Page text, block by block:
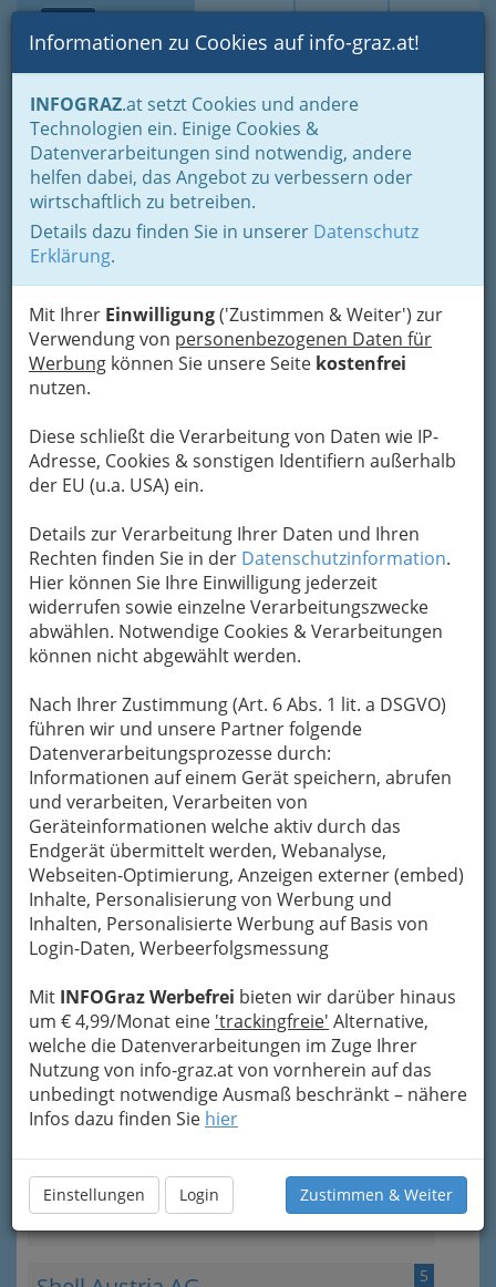
Suche Login Toggle
Informationen zu Cookies auf info-graz.at!
INFOGRAZ.at setzt Cookies und andere
Technologien ein. Einige Cookies &
Datenverarbeitungen sind notwendig, andere
helfen dabei, das Angebot zu verbessern oder
wirtschaftlich zu betreiben.
Details dazu finden Sie in unserer Datenschutz
Erklärung.
Mit Ihrer Einwilligung('Zustimmen & Weiter') zur
Verwendung von personenbezogenen Daten für
Werbung können Sie unsere Seite kostenfrei
nutzen.
Diese schließt die Verarbeitung von Daten wie IP-
Adresse, Cookies & sonstigen Identifiern außerhalb
der EU (u.a. USA) ein.
Details zur Verarbeitung Ihrer Daten und Ihren
Rechten finden Sie in der Datenschutzinformation.
Hier können Sie Ihre Einwilligung jederzeit
widerrufen sowie einzelne Verarbeitungszwecke
abwählen. Notwendige Cookies & Verarbeitungen
können nicht abgewählt werden.
Nach Ihrer Zustimmung (Art. 6 Abs. 1 lit. a DSGVO)
führen wir und unsere Partner folgende
Datenverarbeitungsprozesse durch:
Informationen auf einem Gerät speichern, abrufen
und verarbeiten, Verarbeiten von
Geräteinformationen welche aktiv durch das
Endgerät übermittelt werden, Webanalyse,
Webseiten-Optimierung, Anzeigen externer (embed)
Inhalte, Personalisierung von Werbung und
Inhalten, Personalisierte Werbung auf Basis von
Login-Daten, Werbeerfolgsmessung
Mit INFOGraz Werbefrei bieten wir darüber hinaus
um € 4,99/Monat eine 'trackingfreie' Alternative,
welche die Datenverarbeitungen im Zuge Ihrer
Nutzung von info-graz.at von vornherein auf das
unbedingt notwendige Ausmaß beschränkt – nähere
Infos dazu finden Sie hier
Einstellungen Login Zustimmen & Weiter
Home Branchen Auto - KFZ Garagengewerbe
Garagengewerbe
Bezirksauswahl
1
Karin Schober KEG
Wiener Straße 98, 8020 Graz
+43 316 687 146
Karte & Routenplaner
Eintrag ändern
Kategorien
Friederike Schwarzl
Liebiggasse 8, 8010 Graz
+43 316 323 446
+43 316 323 446
Karte & Routenplaner
Eintrag ändern
Kategorien
3
Shell Austria AG
Alte Poststraße 400, 8055 Graz
+43 316 295 820 - 0
+43 316 293 513
Karte & Routenplaner
Eintrag ändern
Kategorien
4
Shell Austria AG
Bergmanngasse 64, 8010 Graz
+43 316 324 056
+43 316 324 056 - 4
Öffnungszeiten
Kategorien
5